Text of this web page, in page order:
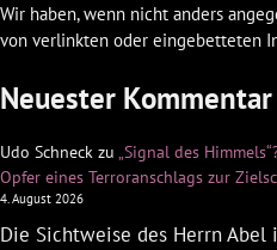
Wir haben, wenn nicht anders
von verlinkten oder eingebetteten
Neuester Kommentar
Udo Schneck zu „Signal des
Opfer eines Terroranschlags zur
4. August 2026
Die Sichtweise des Herrn